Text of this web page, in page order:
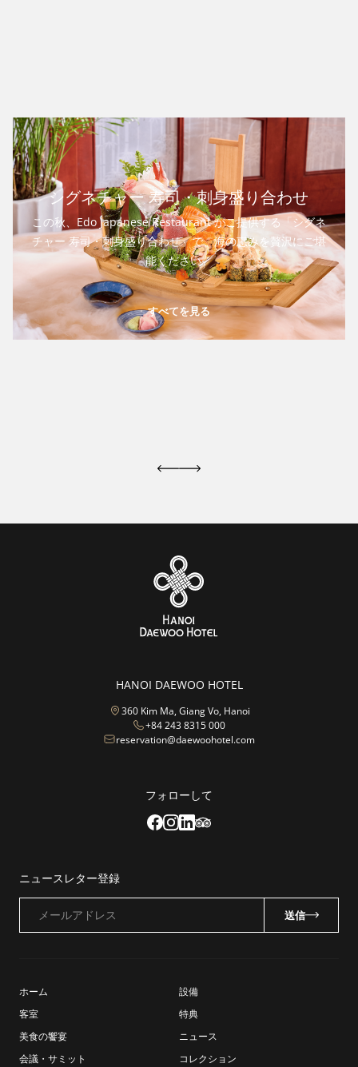
シグネチャー 寿司・刺身盛り合わせ
この秋、Edo Japanese Restaurant がご提供する「シグネ
チャー 寿司・刺身盛り合わせ」で、海の恵みを贅沢にご堪
能ください。
すべてを見る
HANOI DAEWOO HOTEL
360 Kim Ma, Giang Vo, Hanoi
+84 243 8315 000
reservation@daewoohotel.com
フォローして
ニュースレター登録
メールアドレス 送信
ホーム
客室
美食の饗宴
会議・サミット
設備
特典
ニュース
コレクション